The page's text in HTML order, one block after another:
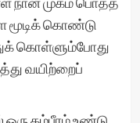
மூடிக் கொண்டு
கொள்ளும்போது
வயிற்றைப்